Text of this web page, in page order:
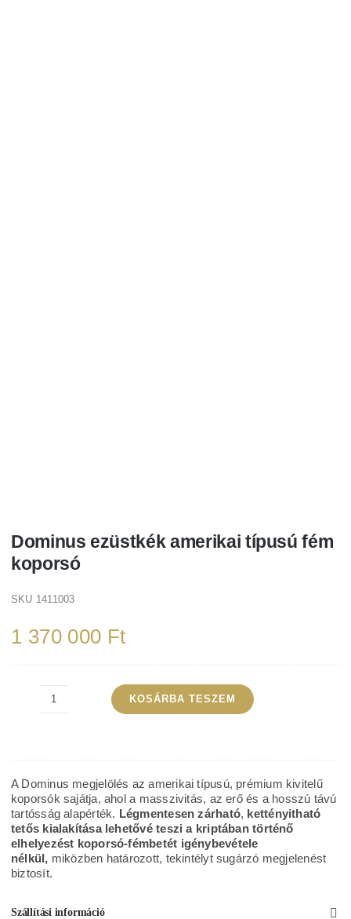
Dominus ezüstkék amerikai típusú fém
koporsó
SKU 1411003
1 370 000 Ft
fém
koporsó
mennyiség
KOSÁRBA TESZEM
A Dominus megjelölés az amerikai típusú, prémium kivitelű
koporsók sajátja, ahol a masszivitás, az erő és a hosszú távú
tartósság alapérték. Légmentesen zárható, kettényitható
tetős kialakítása lehetővé teszi a kriptában történő
elhelyezést koporsó-fémbetét igénybevétele
nélkül, miközben határozott, tekintélyt sugárzó megjelenést
biztosít.
Szállítási információ